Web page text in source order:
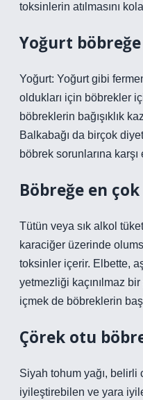
toksinlerin atılmasını
Yoğurt
Yoğurt: Yoğurt gibi
oldukları için böbrekler
böbreklerin bağışıklık
Balkabağı da birçok
böbrek sorunlarına
Böbreğe en
Tütün veya sık alkol
karaciğer üzerinde
toksinler içerir. Elbette,
yetmezliği kaçınılmaz
içmek de böbreklerin
Çörek otu
Siyah tohum yağı, belirli
iyileştirebilen ve yara